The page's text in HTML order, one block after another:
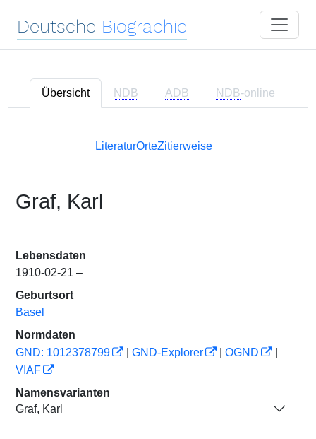
Deutsche Biographie
Übersicht NDB ADB NDB-online
LiteraturOrteZitierweise
Graf, Karl
Lebensdaten
1910-02-21 –
Geburtsort
Basel
Normdaten
GND: 1012378799
GND-Explorer OGND
VIAF
Namensvarianten
Graf, Karl